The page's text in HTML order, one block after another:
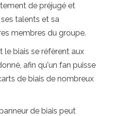
de préjugé et
talents et sa
membres du groupe.
le biais se réfèrent aux
afin qu'un fan puisse
de biais de nombreux
de biais peut